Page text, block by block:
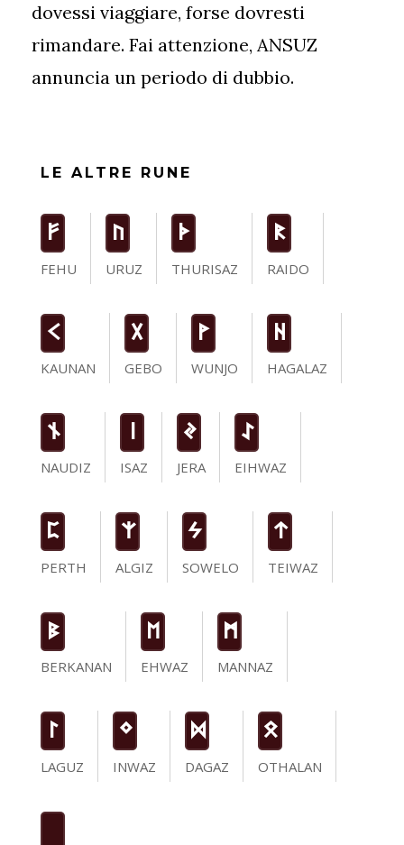
dovessi viaggiare, forse dovresti
rimandare. Fai attenzione, ANSUZ
annuncia un periodo di dubbio.
LE ALTRE RUNE
F
FEHU
U
URUZ
T
THURISAZ
R
RAIDO
K
KAUNAN
G
GEBO
W
WUNJO
H
HAGALAZ
n
NAUDIZ
ISAZ
J
JERA
I
EIHWAZ
P
PERTH
Z
ALGIZ
S
SOWELO
t
TEIWAZ
B
BERKANAN
E
EHWAZ
M
MANNAZ
L
LAGUZ
N
INWAZ
D
DAGAZ
O
OTHALAN